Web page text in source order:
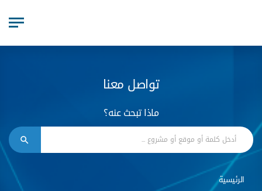
تواصل معنا
ماذا تبحث عنه؟
الرئيسية